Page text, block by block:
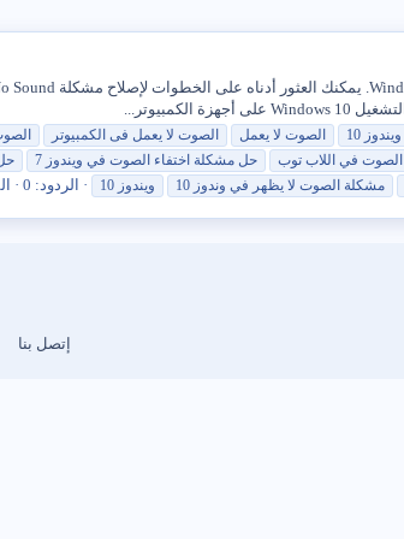
ويندوز 10 الصوت لا يعمل الصوت لا يعمل فى الكمبيوتر
الصوت في اللاب توب حل مشكلة اختفاء الصوت في ويندوز
مشكلة الصوت لا يظهر في وندوز 10 ويندوز 10 الردود: 0
إتصل بنا